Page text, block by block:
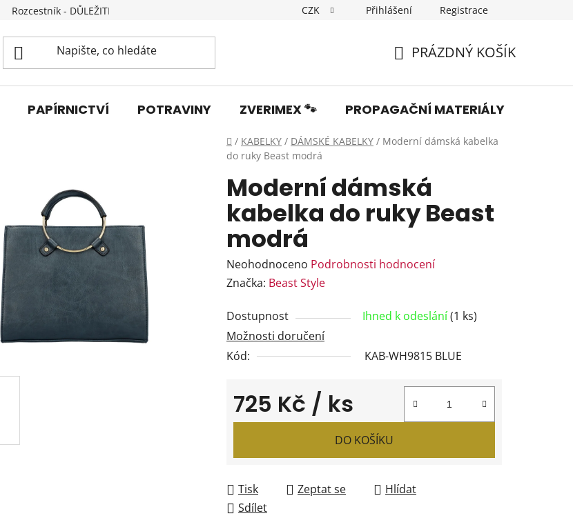
Rozcestník - DŮLEŽITÉ INFORMACE Dopravné Obchodní podmínky Podmínky ochrany
CZK Přihlášení Registrace
KOŠÍK
PRÁZDNÝ KOŠÍK
PAPÍRNICTVÍ POTRAVINY ZVERIMEX 🐾 PROPAGAČNÍ MATERIÁLY
Domů
/ KABELKY / DÁMSKÉ KABELKY / Moderní dámská kabelka
do ruky Beast modrá
Moderní dámská
kabelka do ruky Beast
modrá
Průměrné
hodnocení
je
0,0
z
hvězdiček.
Neohodnoceno Podrobnosti hodnocení
Značka: Beast Style
Dostupnost Ihned k odeslání(1 ks)
Možnosti doručení
Kód:
KAB-WH9815 BLUE
725 Kč / ks
Měrná cena:
DO KOŠÍKU
Tisk Zeptat se
Hlídat
Sdílet